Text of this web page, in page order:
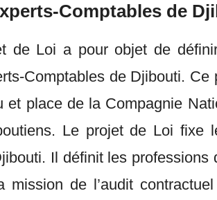
Comptables de
de Loi a pour objet de
Comptables de Djibouti.
et place de la Compagnie
Le projet de Loi fixe
Il définit les
mission de l’audit